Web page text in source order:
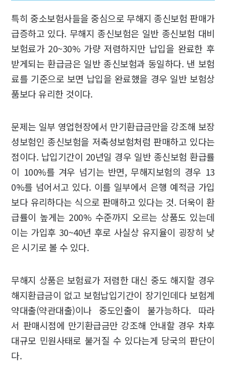
특히 중소보험사들을 중심으로 무해지 종신보험 판매가
급증하고 있다. 무해지 종신보험은 일반 종신보험 대비
보험료가 20~30% 가량 저렴하지만 납입을 완료한 후
받게되는 환급금은 일반 종신보험과 동일하다. 낸 보험
료를 기준으로 보면 납입을 완료했을 경우 일반 보험상
품보다 유리한 것이다.
문제는 일부 영업현장에서 만기환급금만을 강조해 보장
성보험인 종신보험을 저축성보험처럼 판매하고 있다는
점이다. 납입기간이 20년일 경우 일반 종신보험 환급률
이 100%를 겨우 넘기는 반면, 무해지보험의 경우 13
0%를 넘어서고 있다. 이를 일부에서 은행 예적금 가입
보다 유리하다는 식으로 판매하고 있다는 것. 더욱이 환
급률이 높게는 200% 수준까지 오르는 상품도 있는데
이는 가입후 30~40년 후로 사실상 유지율이 굉장히 낮
은 시기로 볼 수 있다.
무해지 상품은 보험료가 저렴한 대신 중도 해지할 경우
해지환급금이 없고 보험납입기간이 장기인데다 보험계
약대출(약관대출)이나 중도인출이 불가능하다. 따라
서 판매시점에 만기환급금만 강조해 안내할 경우 차후
대규모 민원사태로 불거질 수 있다는게 당국의 판단이
다.